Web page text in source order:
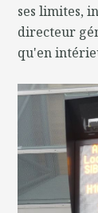
ses limites,
directeur
qu'en